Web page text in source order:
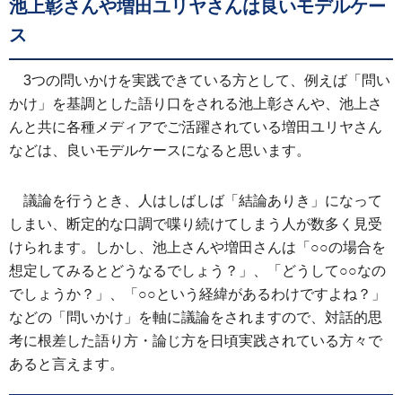
池上彰さんや増田ユリヤさんは良いモデルケー
ス
3つの問いかけを実践できている方として、例えば「問い
かけ」を基調とした語り口をされる池上彰さんや、池上さ
んと共に各種メディアでご活躍されている増田ユリヤさん
などは、良いモデルケースになると思います。
議論を行うとき、人はしばしば「結論ありき」になって
しまい、断定的な口調で喋り続けてしまう人が数多く見受
けられます。しかし、池上さんや増田さんは「○○の場合を
想定してみるとどうなるでしょう？」、「どうして○○なの
でしょうか？」、「○○という経緯があるわけですよね？」
などの「問いかけ」を軸に議論をされますので、対話的思
考に根差した語り方・論じ方を日頃実践されている方々で
あると言えます。